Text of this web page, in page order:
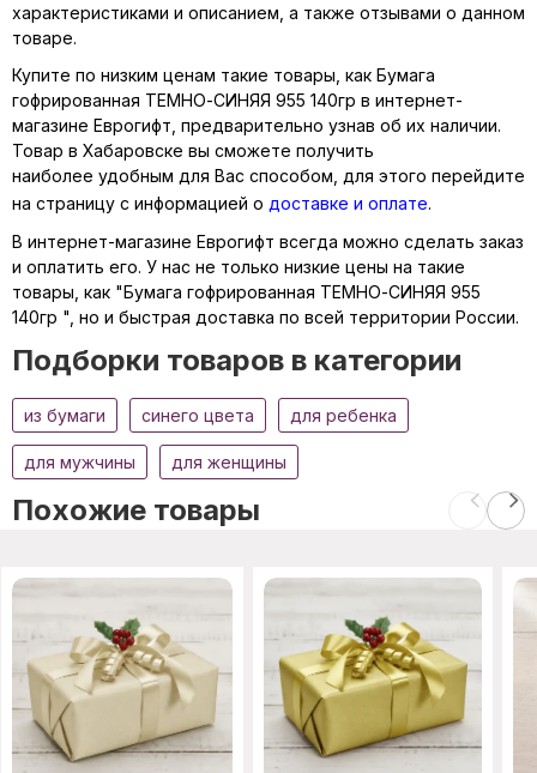
характеристиками и описанием, а также отзывами о данном
товаре.
Купите по низким ценам такие товары, как Бумага
гофрированная ТЕМНО-СИНЯЯ 955 140гр в интернет-
магазине Еврогифт, предварительно узнав об их наличии.
Товар в Хабаровске вы сможете получить
наиболее удобным для Вас способом, для этого перейдите
на страницу с информацией о доставке и оплате.
В интернет-магазине Еврогифт всегда можно сделать заказ
и оплатить его. У нас не только низкие цены на такие
товары, как "Бумага гофрированная ТЕМНО-СИНЯЯ 955
140гр ", но и быстрая доставка по всей территории России.
Подборки товаров в категории
из бумаги синего цвета для ребенка
для мужчины для женщины
Похожие товары